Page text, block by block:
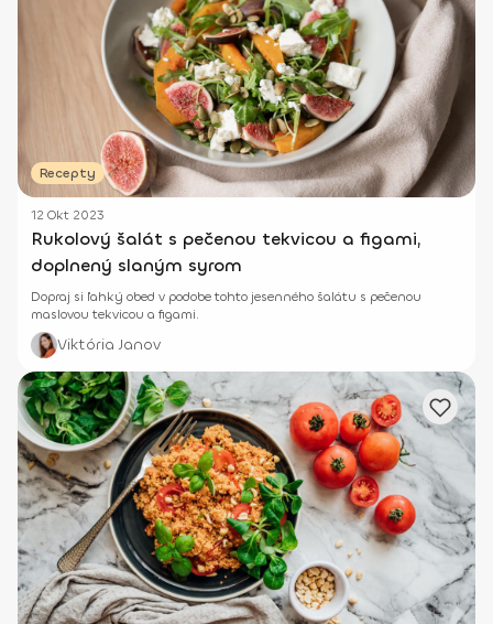
Recepty
12 Okt 2023
Rukolový šalát s pečenou tekvicou a figami,
doplnený slaným syrom
Dopraj si ľahký obed v podobe tohto jesenného šalátu s pečenou
maslovou tekvicou a figami.
Viktória Janov